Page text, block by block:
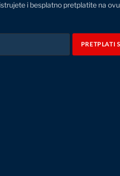
i besplatno pretplatite na ovu